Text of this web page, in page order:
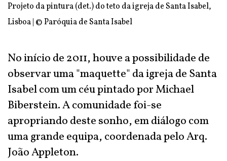
Projeto da pintura (det.) do teto da igreja de Santa Isabel,
Lisboa | © Paróquia de Santa Isabel
No início de 2011, houve a possibilidade de
observar uma "maquette" da igreja de Santa
Isabel com um céu pintado por Michael
Biberstein. A comunidade foi-se
apropriando deste sonho, em diálogo com
uma grande equipa, coordenada pelo Arq.
João Appleton.